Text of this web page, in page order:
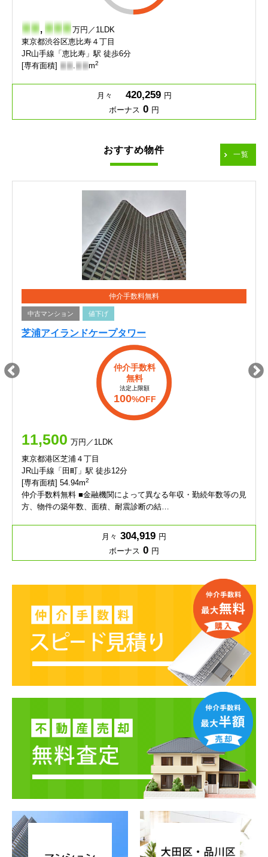
- - ,- - - 万円／1LDK
東京都渋谷区恵比寿４丁目
JR山手線「恵比寿」駅 徒歩6分
[専有面積] - - .- - m2
月々 420,259 円
ボーナス 0 円
おすすめ物件 一覧
仲介手数料無料
中古マンション 値下げ
芝浦アイランドケープタワー
仲介手数料
無料
法定上限額
100%OFF
11,500 万円／1LDK
東京都港区芝浦４丁目
JR山手線「田町」駅 徒歩12分
[専有面積] 54.94m2
仲介手数料無料 ■金融機関によって異なる年収・勤続年数等の見
方、物件の築年数、面積、耐震診断の結…
月々 304,919 円
ボーナス 0 円